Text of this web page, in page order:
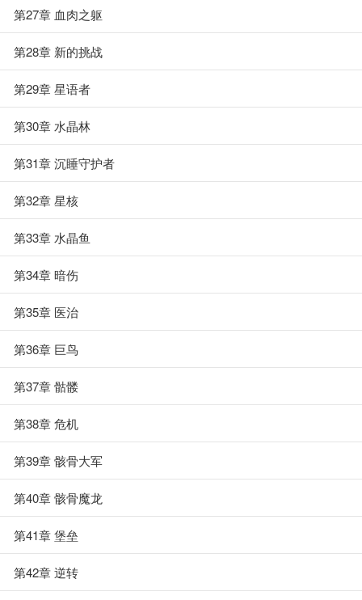
第27章 血肉之躯
第28章 新的挑战
第29章 星语者
第30章 水晶林
第31章 沉睡守护者
第32章 星核
第33章 水晶鱼
第34章 暗伤
第35章 医治
第36章 巨鸟
第37章 骷髅
第38章 危机
第39章 骸骨大军
第40章 骸骨魔龙
第41章 堡垒
第42章 逆转